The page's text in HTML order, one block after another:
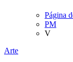
Página
PM
V
Arte